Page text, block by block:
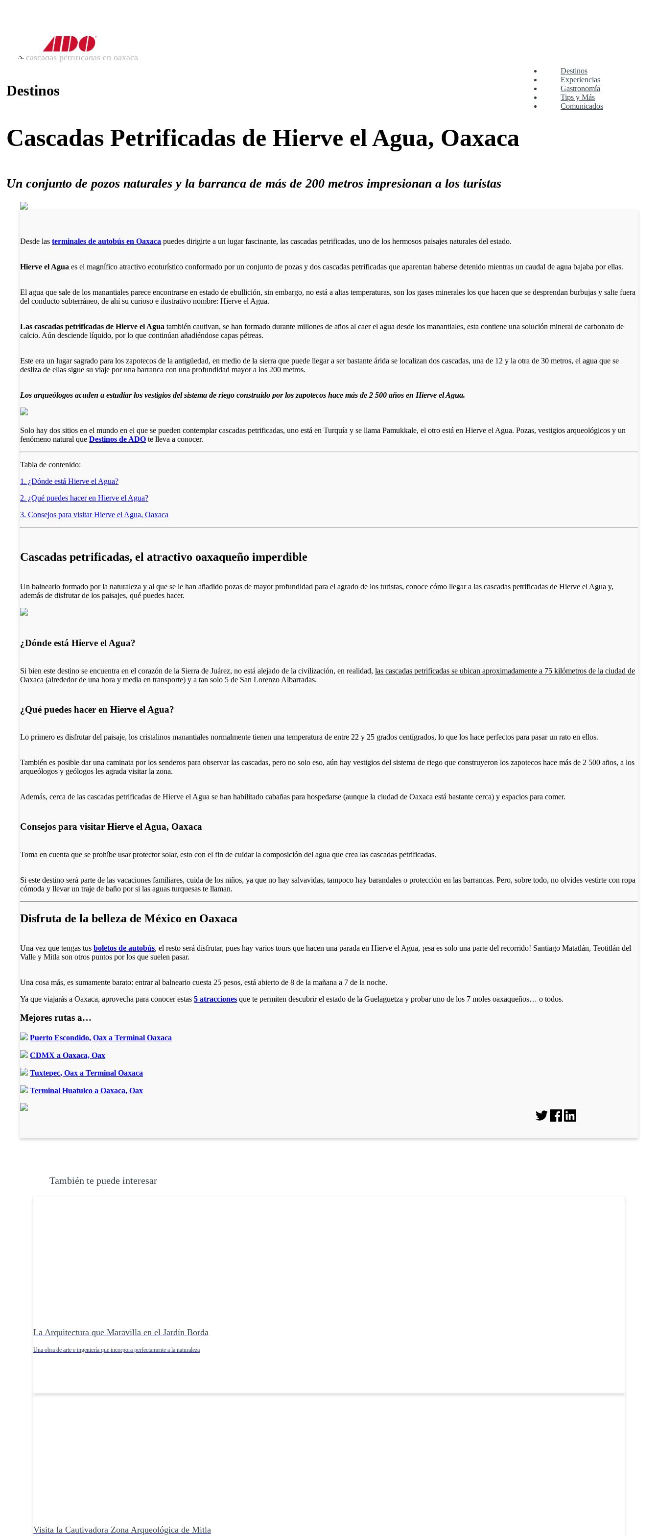
Destinos
Experiencias
Gastronomía
Tips y Más
Comunicados
destinos
cascadas petrificadas en oaxaca
Destinos
Cascadas Petrificadas de Hierve el Agua, Oaxaca
Un conjunto de pozos naturales y la barranca de más de 200 metros impresionan a los turistas
Desde lasterminales de autobús en Oaxaca puedes dirigirte a un lugar fascinante, las cascadas petrificadas, uno de los hermosos paisajes naturales del estado.
Hierve el Agua es el magnífico atractivo ecoturístico conformado por un conjunto de pozas y dos cascadas petrificadas que aparentan haberse detenido mientras un caudal de agua bajaba por ellas.
El agua que sale de los manantiales parece encontrarse en estado de ebullición, sin embargo, no está a altas temperaturas, son los gases minerales los que hacen que se desprendan burbujas y salte fuera
del conducto subterráneo, de ahí su curioso e ilustrativo nombre: Hierve el Agua.
Las cascadas petrificadas de Hierve el Agua también cautivan, se han formado durante millones de años al caer el agua desde los manantiales, esta contiene una solución mineral de carbonato de
calcio. Aún desciende líquido, por lo que continúan añadiéndose capas pétreas.
Este era un lugar sagrado para los zapotecos de la antigüedad, en medio de la sierra que puede llegar a ser bastante árida se localizan dos cascadas, una de 12 y la otra de 30 metros, el agua que se
desliza de ellas sigue su viaje por una barranca con una profundidad mayor a los 200 metros.
Los arqueólogos acuden a estudiar los vestigios del sistema de riego construido por los zapotecos hace más de 2 500 años en Hierve el Agua.
Solo hay dos sitios en el mundo en el que se pueden contemplar cascadas petrificadas, uno está en Turquía y se llama Pamukkale, el otro está en Hierve el Agua. Pozas, vestigios arqueológicos y un
fenómeno natural queDestinos de ADO te lleva a conocer.
Tabla de contenido:
1. ¿Dónde está Hierve el Agua?
2. ¿Qué puedes hacer en Hierve el Agua?
3. Consejos para visitar Hierve el Agua, Oaxaca
Cascadas petrificadas, el atractivo oaxaqueño imperdible
Un balneario formado por la naturaleza y al que se le han añadido pozas de mayor profundidad para el agrado de los turistas, conoce cómo llegar a las cascadas petrificadas de Hierve el Agua y,
además de disfrutar de los paisajes, qué puedes hacer.
¿Dónde está Hierve el Agua?
Si bien este destino se encuentra en el corazón de la Sierra de Juárez, no está alejado de la civilización, en realidad,las cascadas petrificadas se ubican aproximadamente a 75 kilómetros de la ciudad de
Oaxaca (alrededor de una hora y media en transporte) y a tan solo 5 de San Lorenzo Albarradas.
¿Qué puedes hacer en Hierve el Agua?
Lo primero es disfrutar del paisaje, los cristalinos manantiales normalmente tienen una temperatura de entre 22 y 25 grados centígrados, lo que los hace perfectos para pasar un rato en ellos.
También es posible dar una caminata por los senderos para observar las cascadas, pero no solo eso, aún hay vestigios del sistema de riego que construyeron los zapotecos hace más de 2 500 años, a los
arqueólogos y geólogos les agrada visitar la zona.
Además, cerca de las cascadas petrificadas de Hierve el Agua se han habilitado cabañas para hospedarse (aunque la ciudad de Oaxaca está bastante cerca) y espacios para comer.
Consejos para visitar Hierve el Agua, Oaxaca
Toma en cuenta que se prohíbe usar protector solar, esto con el fin de cuidar la composición del agua que crea las cascadas petrificadas.
Si este destino será parte de las vacaciones familiares, cuida de los niños, ya que no hay salvavidas, tampoco hay barandales o protección en las barrancas. Pero, sobre todo, no olvides vestirte con ropa
cómoda y llevar un traje de baño por si las aguas turquesas te llaman.
Disfruta de la belleza de México en Oaxaca
Una vez que tengas tusboletos de autobús, el resto será disfrutar, pues hay varios tours que hacen una parada en Hierve el Agua, ¡esa es solo una parte del recorrido! Santiago Matatlán, Teotitlán del
Valle y Mitla son otros puntos por los que suelen pasar.
Una cosa más, es sumamente barato: entrar al balneario cuesta 25 pesos, está abierto de 8 de la mañana a 7 de la noche.
Ya que viajarás a Oaxaca, aprovecha para conocer estas5 atracciones que te permiten descubrir el estado de la Guelaguetza y probar uno de los 7 moles oaxaqueños… o todos.
Mejores rutas a…
Puerto Escondido, Oax a Terminal Oaxaca
CDMX a Oaxaca, Oax
Tuxtepec, Oax a Terminal Oaxaca
Terminal Huatulco a Oaxaca, Oax
También te puede interesar
La Arquitectura que Maravilla en el Jardín Borda
Una obra de arte e ingeniería que incorpora perfectamente a la naturaleza
Visita la Cautivadora Zona Arqueológica de Mitla